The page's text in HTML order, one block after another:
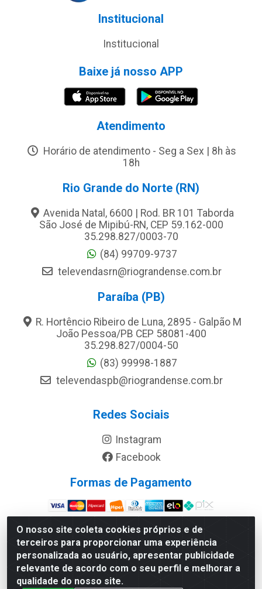
O nosso site coleta cookies próprios e de
terceiros para proporcionar uma experiência
personalizada ao usuário, apresentar publicidade
relevante de acordo com o seu perfil e melhorar a
qualidade do nosso site.
Institucional
Institucional
Baixe já nosso APP
Atendimento
Horário de atendimento - Seg a Sex | 8h às
18h
Rio Grande do Norte (RN)
Avenida Natal, 6600 | Rod. BR 101 Taborda
São José de Mipibú-RN, CEP 59.162-000
35.298.827/0003-70
(84) 99709-9737
televendasrn@riograndense.com.br
Paraíba (PB)
R. Hortêncio Ribeiro de Luna, 2895 - Galpão M
João Pessoa/PB CEP 58081-400
35.298.827/0004-50
(83) 99998-1887
televendaspb@riograndense.com.br
Redes Sociais
Instagram
Facebook
Formas de Pagamento
Site Seguro